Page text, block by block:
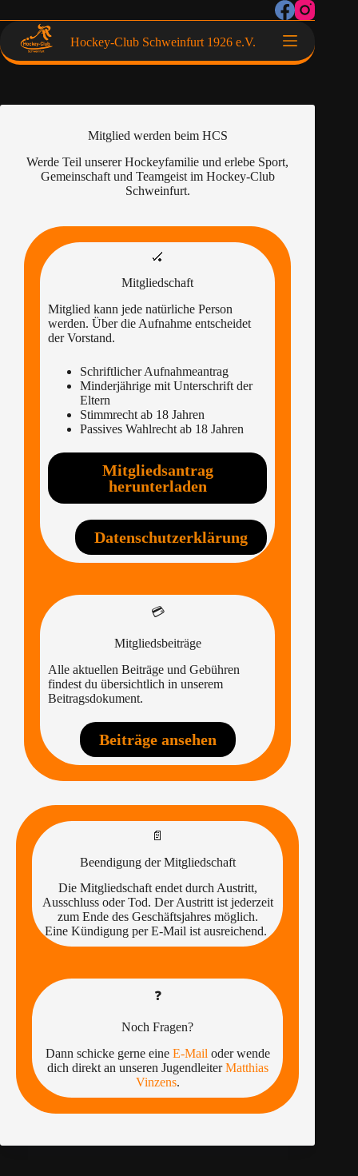
Hockey-Club Schweinfurt 1926 e.V.
Mitglied werden beim HCS
Werde Teil unserer Hockeyfamilie und erlebe Sport,
Gemeinschaft und Teamgeist im Hockey-Club
Schweinfurt.
🏑
Mitgliedschaft
Mitglied kann jede natürliche Person
werden. Über die Aufnahme entscheidet
der Vorstand.
Schriftlicher Aufnahmeantrag
Minderjährige mit Unterschrift der
Eltern
Stimmrecht ab 18 Jahren
Passives Wahlrecht ab 18 Jahren
Mitgliedsantrag
herunterladen
Datenschutzerklärung
💳
Mitgliedsbeiträge
Alle aktuellen Beiträge und Gebühren
findest du übersichtlich in unserem
Beitragsdokument.
Beiträge ansehen
📄
Beendigung der Mitgliedschaft
Die Mitgliedschaft endet durch Austritt,
Ausschluss oder Tod. Der Austritt ist jederzeit
zum Ende des Geschäftsjahres möglich.
Eine Kündigung per E-Mail ist ausreichend.
❓
Noch Fragen?
Dann schicke gerne eine E-Mail oder wende
dich direkt an unseren JugendleiterMatthias
Vinzens.